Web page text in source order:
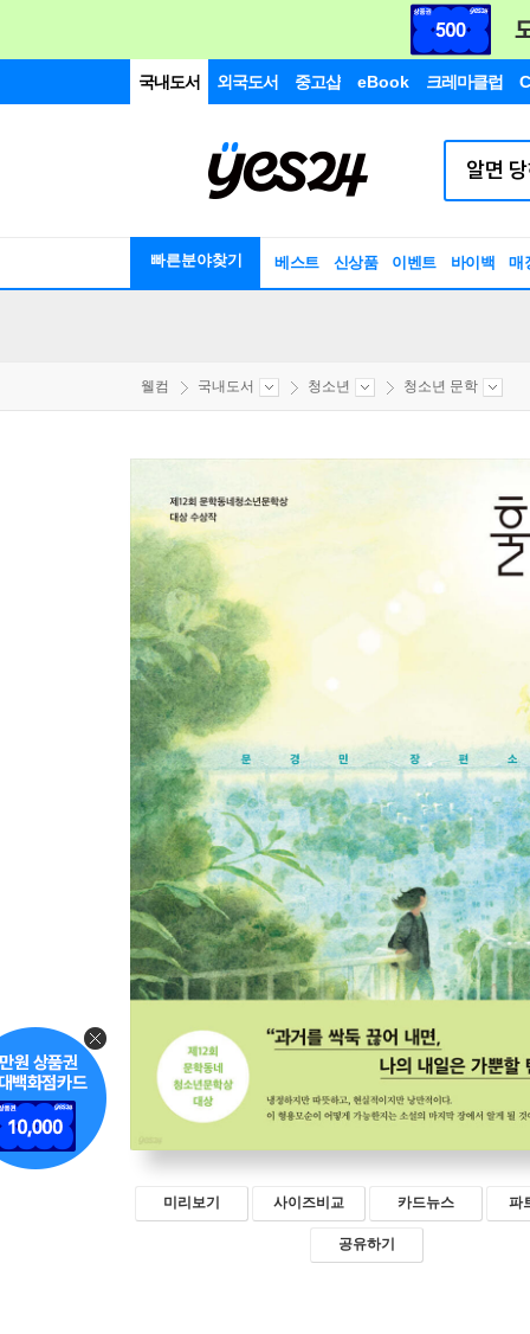
국내도서 외국도서 중고샵 eBook 크레마클럽
빠른분야찾기 베스트 신상품 이벤트 바이백 매
웰컴 국내도서 청소년 청소년 문학
미리보기 사이즈비교 카드뉴스 파
공유하기